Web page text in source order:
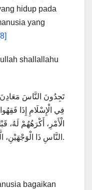
hidup pada
yang
shallallahu
تَجِدُونَ النَّاسَ
فِي الْإِسْلَامِ إِذَا
الْأَمْرِ، أَكْرَهُهُمْ لَهُ،
النَّاسِ ذَا الْوَجْهَيْنِ، الَّذِي يَأْتِي هَؤُلَاءِ بِوَجْهٍ وَهَؤُلَاءِ بِوَجْهٍ.
bagaikan